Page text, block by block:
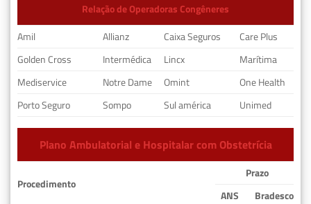
Relação de Operadoras Congêneres
Amil
Allianz Caixa Seguros
Care Plus
Golden Cross
Intermédica Lincx
Marítima
Mediservice
Notre Dame Omint
One Health
Porto Seguro
Sompo Sul américa Unimed
Plano Ambulatorial e Hospitalar com Obstetrícia
Procedimento
Prazo
ANS
Bradesco